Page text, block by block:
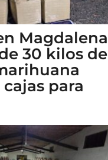
Magdalena
30 kilos de
para